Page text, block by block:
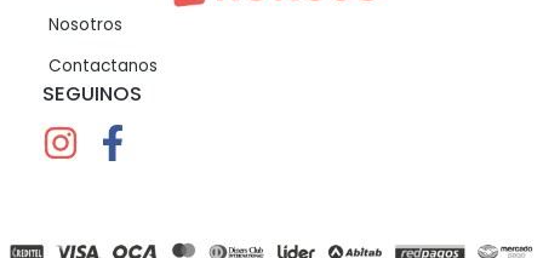
Nosotros
Contactanos
SEGUINOS